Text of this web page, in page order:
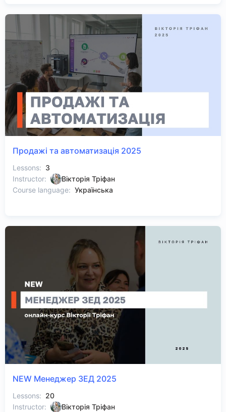
Продажі та автоматизація 2025
Lessons: 3
Instructor:
Вікторія Тріфан
Course language: Українська
NEW Менеджер ЗЕД 2025
Lessons: 20
Instructor:
Вікторія Тріфан